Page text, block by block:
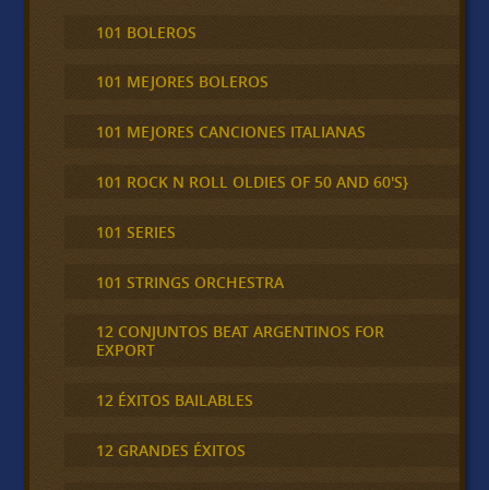
101 BOLEROS
101 MEJORES BOLEROS
101 MEJORES CANCIONES ITALIANAS
101 ROCK N ROLL OLDIES OF 50 AND 60'S}
101 SERIES
101 STRINGS ORCHESTRA
12 CONJUNTOS BEAT ARGENTINOS FOR
EXPORT
12 ÉXITOS BAILABLES
12 GRANDES ÉXITOS